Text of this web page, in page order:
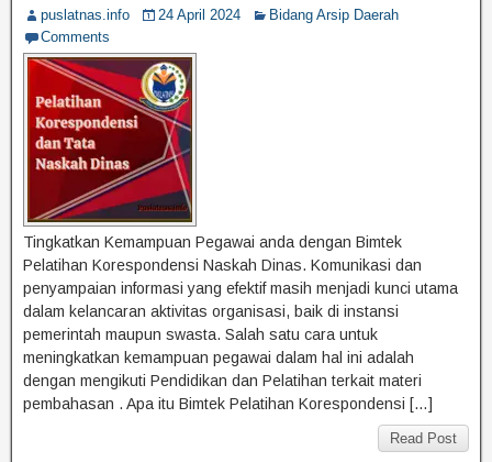
puslatnas.info 24 April 2024
Bidang Arsip Daerah
Comments
Tingkatkan Kemampuan Pegawai anda dengan Bimtek
Pelatihan Korespondensi Naskah Dinas. Komunikasi dan
penyampaian informasi yang efektif masih menjadi kunci utama
dalam kelancaran aktivitas organisasi, baik di instansi
pemerintah maupun swasta. Salah satu cara untuk
meningkatkan kemampuan pegawai dalam hal ini adalah
dengan mengikuti Pendidikan dan Pelatihan terkait materi
pembahasan . Apa itu Bimtek Pelatihan Korespondensi […]
Read Post